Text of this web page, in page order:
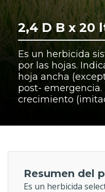
2,4 D B x 20
Es un herbicida
por las hojas.
hoja ancha
post-
crecimiento
Resumen del
Es un herbicida